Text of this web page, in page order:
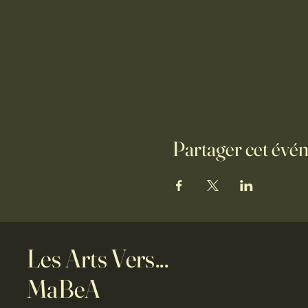
Partager cet
Les Arts Vers...
MaBeA